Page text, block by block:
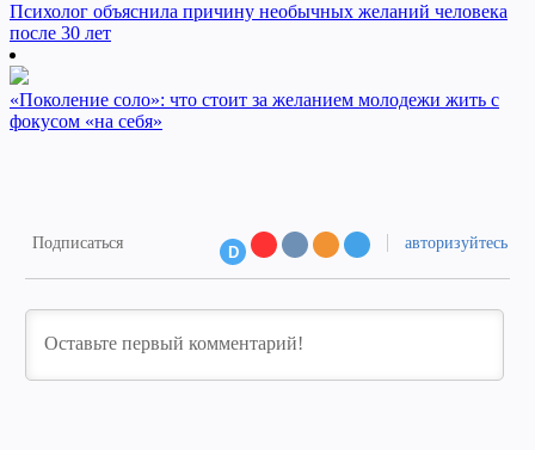
Психолог объяснила причину необычных желаний человека
после 30 лет
«Поколение соло»: что стоит за желанием молодежи жить с
фокусом «на себя»
Подписаться
D
авторизуйтесь